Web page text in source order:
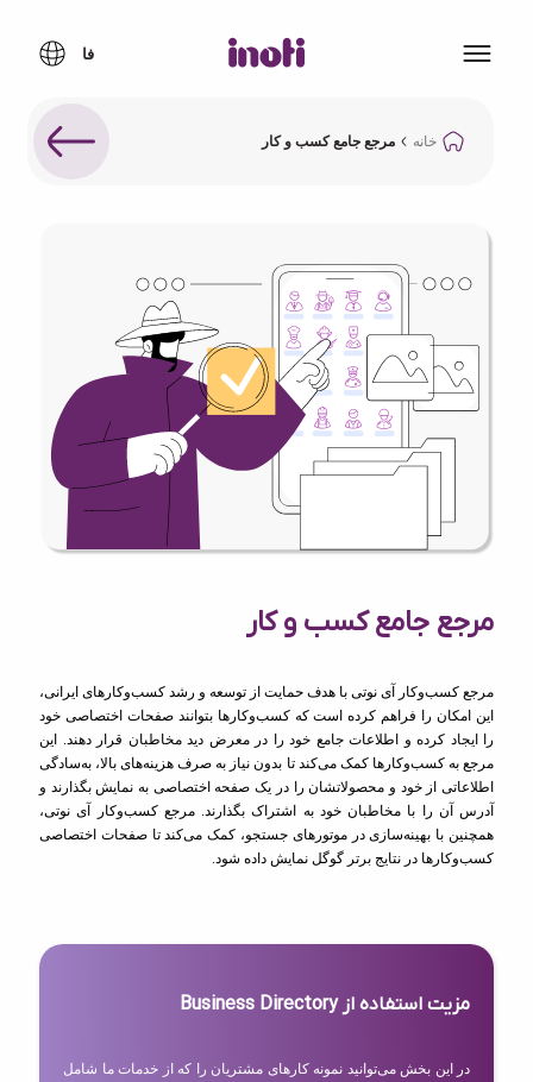
خانه مرجع جامع کسب و کار
مرجع جامع کسب و کار
مرجع کسب‌وکار آی نوتی با هدف حمایت از توسعه و رشد کسب‌وکارهای ایرانی،
این امکان را فراهم کرده است که کسب‌وکارها بتوانند صفحات اختصاصی خود
را ایجاد کرده و اطلاعات جامع خود را در معرض دید مخاطبان قرار دهند. این
مرجع به کسب‌وکارها کمک می‌کند تا بدون نیاز به صرف هزینه‌های بالا، به‌سادگی
اطلاعاتی از خود و محصولاتشان را در یک صفحه اختصاصی به نمایش بگذارند و
آدرس آن را با مخاطبان خود به اشتراک بگذارند. مرجع کسب‌وکار آی نوتی،
همچنین با بهینه‌سازی در موتورهای جستجو، کمک می‌کند تا صفحات اختصاصی
کسب‌وکارها در نتایج برتر گوگل نمایش داده شود.
مزیت استفاده از Business Directory
در این بخش می‌توانید نمونه کارهای مشتریان را که از خدمات ما شامل